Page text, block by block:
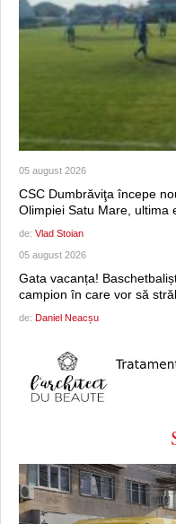
05 august 2026
CSC Dumbrăviţa începe
Olimpiei Satu Mare, ultima
de: Vlad Stoian
05 august 2026
Gata vacanța!
campion în care vor să
de: Daniel Neacșu